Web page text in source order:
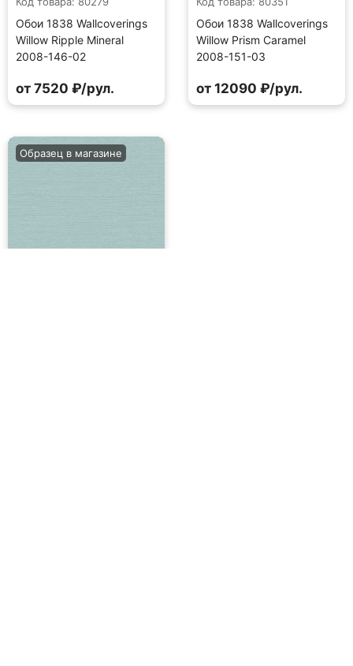
Обои 1838 Wallcoverings
Willow Ripple Mineral
2008-146-02
от 7520 ₽/рул.
Обои 1838 Wallcoverings
Willow Prism Caramel
2008-151-03
от 12090 ₽/рул.
Образец в магазине